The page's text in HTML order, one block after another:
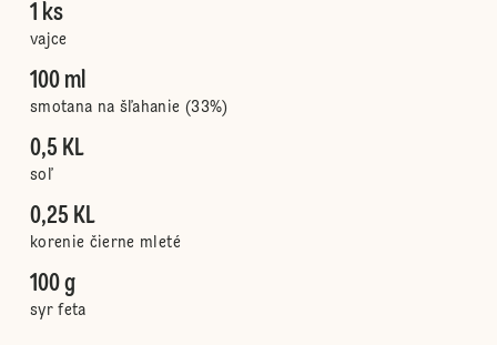
1 ks
vajce
100 ml
smotana na šľahanie (33%)
0,5 KL
soľ
0,25 KL
korenie čierne mleté
100 g
syr feta